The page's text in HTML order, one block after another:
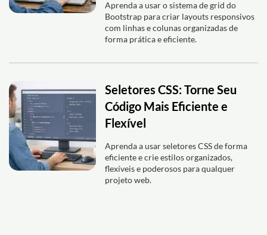
Aprenda a usar o sistema de grid do
Bootstrap para criar layouts responsivos
com linhas e colunas organizadas de
forma prática e eficiente.
Seletores CSS: Torne Seu
Código Mais Eficiente e
Flexível
Aprenda a usar seletores CSS de forma
eficiente e crie estilos organizados,
flexíveis e poderosos para qualquer
projeto web.